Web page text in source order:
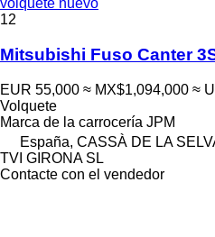
volquete nuevo
12
Mitsubishi Fuso Canter
EUR 55,000 ≈ MX$1,094,000 ≈
Volquete
Marca de la carrocería JPM
España, CASSÀ DE LA
TVI GIRONA SL
Contacte con el vendedor